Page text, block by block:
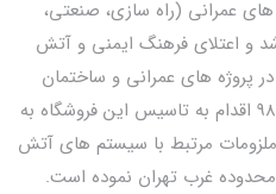
عمرانی (راه سازی، صنعتی،
و اعتلای فرهنگ ایمنی و آتش
پروژه های عمرانی و ساختمان
های در حال بهره برداری، در سال 98 اقدام به تاسیس این فروشگاه به
مرتبط با سیستم های آتش
غرب تهران نموده است.